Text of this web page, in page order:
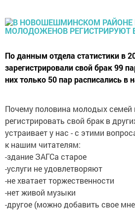
По данным отдела статистики в
зарегистрировали свой брак 99
них только 50 пар расписались в
Почему половина молодых семей
регистрировать свой брак в
устраивает у нас - с этими
к нашим читателям:
-здание ЗАГСа старое
-услуги не удовлетворяют
-не хватает торжественности
-нет живой музыки
-другое (можно добавить свое